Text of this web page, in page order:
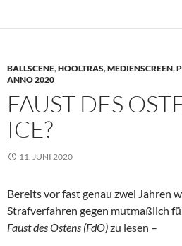
BALLSCENE,HOOLTRAS,MEDIENSCREEN,
ANNO 2020
FAUST DES
ICE?
11. JUNI 2020
Bereits vor fast genau zwei Jahren
Strafverfahren gegen mutmaßlich
Faust des Ostens (FdO)zu lesen –